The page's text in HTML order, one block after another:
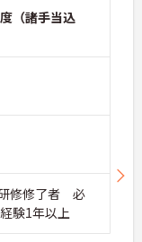
（諸手当込
修修了者 必
験1年以上